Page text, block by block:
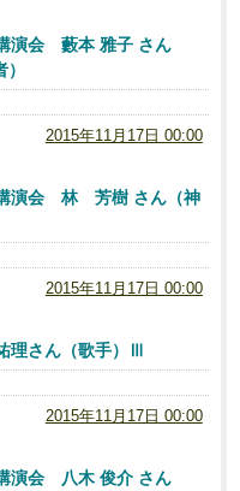
演会 藪本 雅子 さん
2015年11月17日 00:00
講演会 林 芳樹 さん（神
2015年11月17日 00:00
理さん（歌手）Ⅲ
2015年11月17日 00:00
演会 八木 俊介 さん